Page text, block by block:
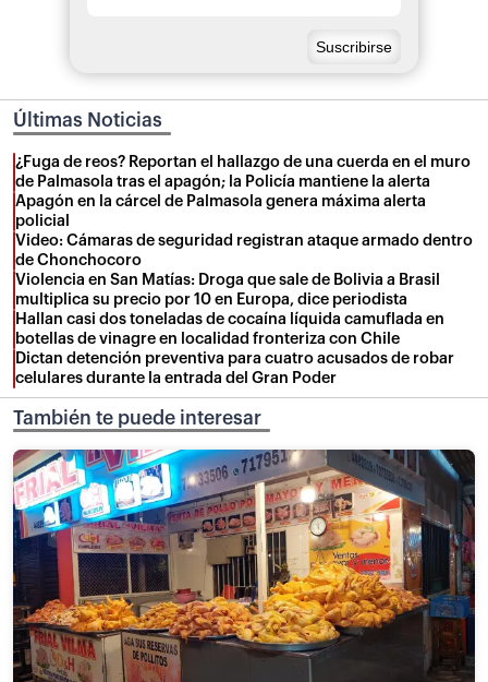
Últimas Noticias
¿Fuga de reos? Reportan el hallazgo de una cuerda en el muro
de Palmasola tras el apagón; la Policía mantiene la alerta
Apagón en la cárcel de Palmasola genera máxima alerta
policial
Video: Cámaras de seguridad registran ataque armado dentro
de Chonchocoro
Violencia en San Matías: Droga que sale de Bolivia a Brasil
multiplica su precio por 10 en Europa, dice periodista
Hallan casi dos toneladas de cocaína líquida camuflada en
botellas de vinagre en localidad fronteriza con Chile
Dictan detención preventiva para cuatro acusados de robar
celulares durante la entrada del Gran Poder
También te puede interesar